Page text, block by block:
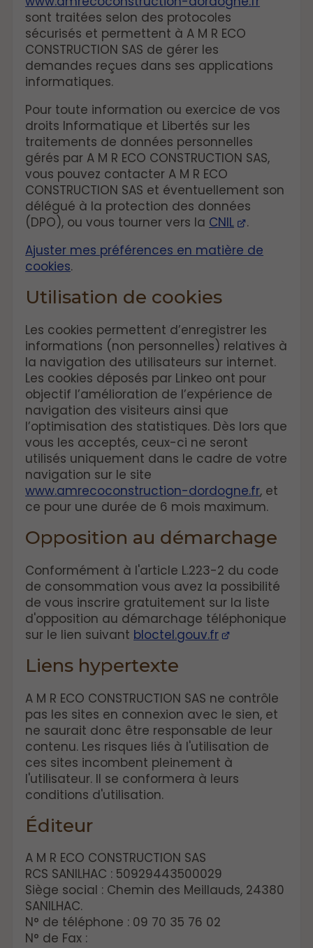
sont traitées selon des protocoles
sécurisés et permettent à A M R ECO
CONSTRUCTION SAS de gérer les
demandes reçues dans ses applications
informatiques.
Pour toute information ou exercice de vos
droits Informatique et Libertés sur les
traitements de données personnelles
gérés par A M R ECO CONSTRUCTION SAS,
vous pouvez contacter A M R ECO
CONSTRUCTION SAS et éventuellement son
délégué à la protection des données
(DPO), ou vous tourner vers la CNIL
.
Ajuster mes préférences en matière de
cookies.
Utilisation de cookies
Les cookies permettent d’enregistrer les
informations (non personnelles) relatives à
la navigation des utilisateurs sur internet.
Les cookies déposés par Linkeo ont pour
objectif l’amélioration de l’expérience de
navigation des visiteurs ainsi que
l’optimisation des statistiques. Dès lors que
vous les acceptés, ceux-ci ne seront
utilisés uniquement dans le cadre de votre
navigation sur le site
www.amrecoconstruction-dordogne.fr, et
ce pour une durée de 6 mois maximum.
Opposition au démarchage
Conformément à l'article L.223-2 du code
de consommation vous avez la possibilité
de vous inscrire gratuitement sur la liste
d'opposition au démarchage téléphonique
sur le lien suivant bloctel.gouv.fr
Liens hypertexte
A M R ECO CONSTRUCTION SAS ne contrôle
pas les sites en connexion avec le sien, et
ne saurait donc être responsable de leur
contenu. Les risques liés à l'utilisation de
ces sites incombent pleinement à
l'utilisateur. Il se conformera à leurs
conditions d'utilisation.
Éditeur
A M R ECO CONSTRUCTION SAS
RCS SANILHAC : 50929443500029
Siège social : Chemin des Meillauds, 24380
SANILHAC.
N° de téléphone : 09 70 35 76 02
N° de Fax :